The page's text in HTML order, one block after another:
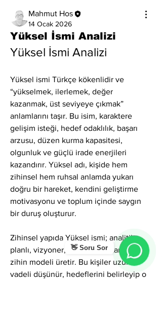
👋 Soru Sor
Mahmut Hos
14 Ocak 2026
Yüksel İsmi Analizi
Yüksel İsmi Analizi
Yüksel ismi Türkçe kökenlidir ve
“yükselmek, ilerlemek, değer
kazanmak, üst seviyeye çıkmak”
anlamlarını taşır. Bu isim, karaktere
gelişim isteği, hedef odaklılık, başarı
arzusu, düzen kurma kapasitesi,
olgunluk ve güçlü irade enerjileri
kazandırır. Yüksel adı, kişide hem
zihinsel hem ruhsal anlamda yukarı
doğru bir hareket, kendini geliştirme
motivasyonu ve toplum içinde saygın
bir duruş oluşturur.
Zihinsel yapıda Yüksel ismi; analitik,
planlı, vizyoner, disiplinli ve kararlı bir
zihin modeli üretir. Bu kişiler uzun
vadeli düşünür, hedeflerini belirleyip o